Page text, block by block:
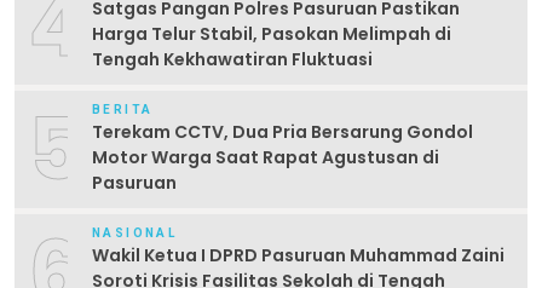
4
Satgas Pangan Polres Pasuruan Pastikan
Harga Telur Stabil, Pasokan Melimpah di
Tengah Kekhawatiran Fluktuasi
5 BERITA
Terekam CCTV, Dua Pria Bersarung Gondol
Motor Warga Saat Rapat Agustusan di
Pasuruan
NASIONAL
Wakil Ketua I DPRD Pasuruan Muhammad Zaini
Soroti Krisis Fasilitas Sekolah di Tengah